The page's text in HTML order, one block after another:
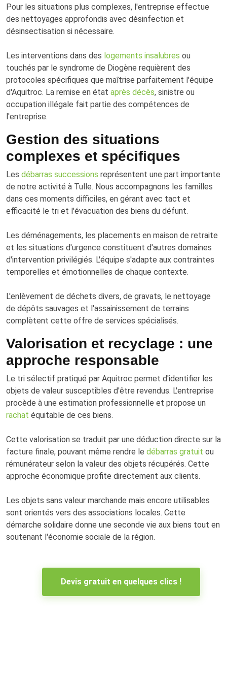
Pour les situations plus complexes, l'entreprise effectue
des nettoyages approfondis avec désinfection et
désinsectisation si nécessaire.
Les interventions dans des logements insalubres ou
touchés par le syndrome de Diogène requièrent des
protocoles spécifiques que maîtrise parfaitement l'équipe
d'Aquitroc. La remise en état après décès, sinistre ou
occupation illégale fait partie des compétences de
l'entreprise.
Gestion des situations
complexes et spécifiques
Les débarras successions représentent une part importante
de notre activité à Tulle. Nous accompagnons les familles
dans ces moments difficiles, en gérant avec tact et
efficacité le tri et l'évacuation des biens du défunt.
Les déménagements, les placements en maison de retraite
et les situations d'urgence constituent d'autres domaines
d'intervention privilégiés. L'équipe s'adapte aux contraintes
temporelles et émotionnelles de chaque contexte.
L'enlèvement de déchets divers, de gravats, le nettoyage
de dépôts sauvages et l'assainissement de terrains
complètent cette offre de services spécialisés.
Valorisation et recyclage : une
approche responsable
Le tri sélectif pratiqué par Aquitroc permet d'identifier les
objets de valeur susceptibles d'être revendus. L'entreprise
procède à une estimation professionnelle et propose un
rachat équitable de ces biens.
Cette valorisation se traduit par une déduction directe sur la
facture finale, pouvant même rendre le débarras gratuit ou
rémunérateur selon la valeur des objets récupérés. Cette
approche économique profite directement aux clients.
Les objets sans valeur marchande mais encore utilisables
sont orientés vers des associations locales. Cette
démarche solidaire donne une seconde vie aux biens tout en
soutenant l'économie sociale de la région.
Devis gratuit en quelques clics !